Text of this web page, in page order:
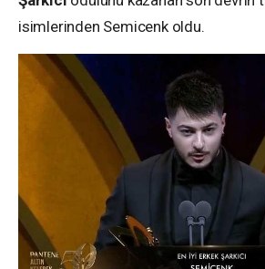
isimlerinden Semicenk oldu.